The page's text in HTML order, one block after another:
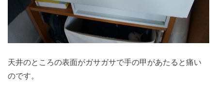
天井のところの表面がガサガサで手の甲があたると痛い
のです。